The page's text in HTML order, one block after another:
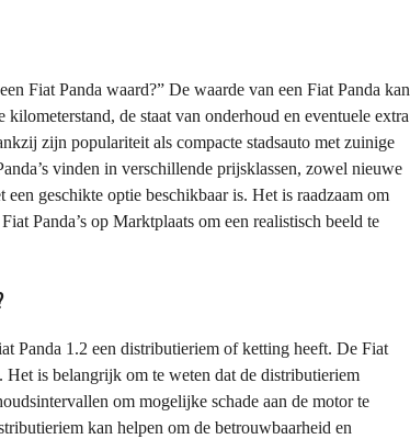
Fiat Panda waard?” De waarde van een Fiat Panda kan
de staat van onderhoud en eventuele extra
zijn populariteit als compacte stadsauto met zuinige
vinden in verschillende prijsklassen, zowel nieuwe
geschikte optie beschikbaar is. Het is raadzaam om
Panda’s op Marktplaats om een realistisch beeld te
Panda 1.2 een distributieriem of ketting heeft. De Fiat
is belangrijk om te weten dat de distributieriem
om mogelijke schade aan de motor te
kan helpen om de betrouwbaarheid en